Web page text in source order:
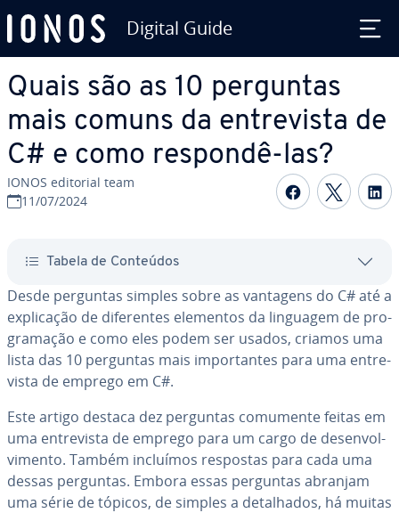
Digital Guide
Quais são as 10 perguntas
mais comuns da en­tre­vista de
C# e como respondê-las?
IONOS editorial team
11/07/2024
Tabela de Conteúdos
Desde perguntas simples sobre as vantagens do C# até a
ex­pli­ca­ção de di­fe­ren­tes elementos da linguagem de pro­
gra­ma­ção e como eles podem ser usados, criamos uma
lista das 10 perguntas mais im­por­tan­tes para uma en­tre­
vista de emprego em C#.
Este artigo destaca dez perguntas comumente feitas em
uma en­tre­vista de emprego para um cargo de de­sen­vol­
vi­mento. Também incluímos respostas para cada uma
dessas perguntas. Embora essas perguntas abranjam
uma série de tópicos, de simples a de­ta­lha­dos, há muitas